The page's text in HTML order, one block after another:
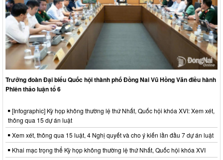
Trưởng đoàn Đại biểu Quốc hội thành phố Đồng Nai Vũ Hồng Văn điều hành
Phiên thảo luận tổ 6
[Infographic] Kỳ họp không thường lệ thứ Nhất, Quốc hội khóa XVI: Xem xét,
thông qua 15 dự án luật
Xem xét, thông qua 15 luật, 4 Nghị quyết và cho ý kiến lần đầu 7 dự án luật
Khai mạc trọng thể Kỳ họp không thường lệ thứ Nhất, Quốc hội khóa XVI